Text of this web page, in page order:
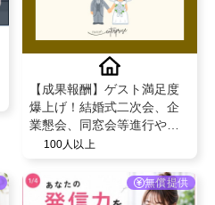
【成果報酬】ゲスト満足度
爆上げ！結婚式二次会、企
業懇会、同窓会等進行や企
画のコンサルティングサー
100人以上
無償提供